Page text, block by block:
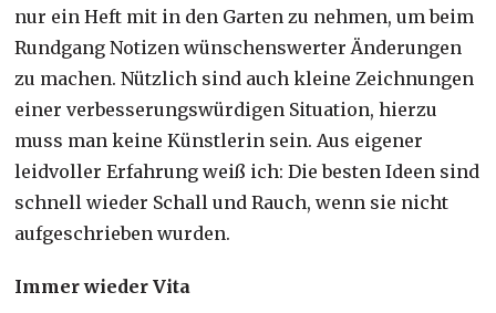
nur ein Heft mit in den Garten zu nehmen, um beim
Rundgang Notizen wünschenswerter Änderungen
zu machen. Nützlich sind auch kleine Zeichnungen
einer verbesserungswürdigen Situation, hierzu
muss man keine Künstlerin sein. Aus eigener
leidvoller Erfahrung weiß ich: Die besten Ideen sind
schnell wieder Schall und Rauch, wenn sie nicht
aufgeschrieben wurden.
Immer wieder Vita